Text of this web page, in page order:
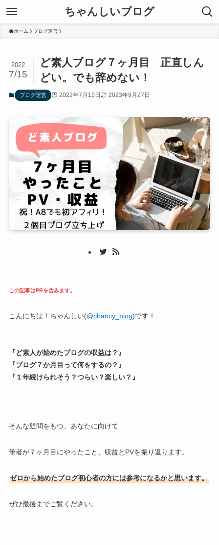
ちゃんしいブログ
ホーム ブログ運営
ど素人ブログ７ヶ月目 正直しん
どい。でも辞めない！
2022
7/15
ブログ運営 2022年7月15日 2023年9月27日
この記事はPRを含みます。
こんにちは！ちゃんしい(@chancy_blog)です！
『ど素人が始めたブログの収益は？』
『ブログ７か月目って何をするの？』
『１年続けられそう？つらい？楽しい？』
そんな疑問をもつ、あなたに向けて
筆者が７ヶ月目にやったこと、収益とPVを振り返ります。
ゼロから始めたブログ初心者の方には参考になるかと思います。
ぜひ最後までご覧ください。